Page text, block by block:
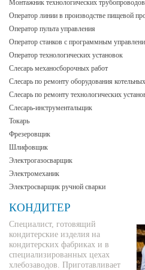
Монтажник технологических трубопроводов
Оператор линии в производстве пищевой
Оператор пульта управления
Оператор станков с программным
Оператор технологических установок
Слесарь механосборочных работ
Слесарь по ремонту оборудования
Слесарь по ремонту технологических
Слесарь-инструментальщик
Токарь
Фрезеровщик
Шлифовщик
Электрогазосварщик
Электромеханик
Электросварщик ручной сварки
КОНДИТЕР
Специалист, готовящий
кондитерские изделия на
кондитерских фабриках и в
специализированных цехах
хлебозаводов. Приготавливает